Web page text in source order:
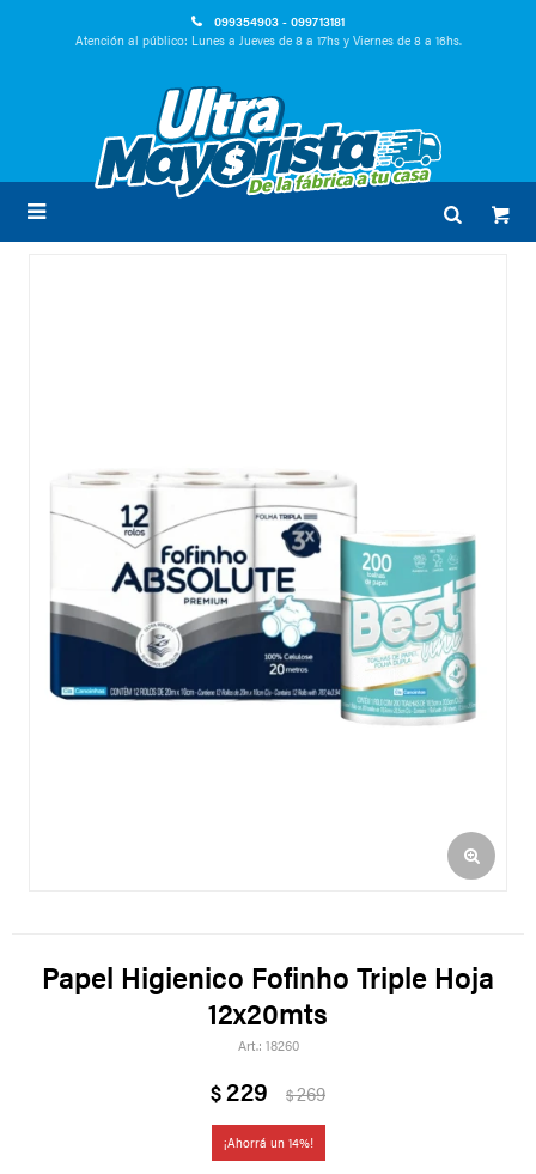
099354903 - 099713181
Atención al público: Lunes a Jueves de 8 a 17hs y Viernes de 8 a 16hs.

Papel Higienico Fofinho Triple Hoja
12x20mts
18260
$229 $269
14